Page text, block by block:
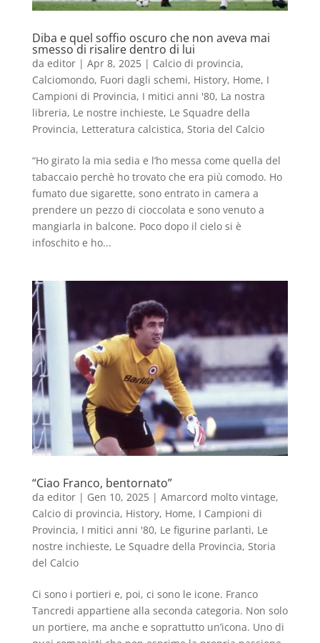
Diba e quel soffio oscuro che non aveva mai
smesso di risalire dentro di lui
da editor| Apr 8, 2025| Calcio di provincia,
Calciomondo, Fuori dagli schemi, History, Home, I
Campioni di Provincia, I mitici anni '80, La nostra
libreria, Le nostre inchieste, Le Squadre della
Provincia, Letteratura calcistica, Storia del Calcio
“Ho girato la mia sedia e l’ho messa come quella del
tabaccaio perchè ho trovato che era più comodo. Ho
fumato due sigarette, sono entrato in camera a
prendere un pezzo di cioccolata e sono venuto a
mangiarla in balcone. Poco dopo il cielo si è
infoschito e ho...
“Ciao Franco, bentornato”
da editor| Gen 10, 2025| Amarcord molto vintage,
Calcio di provincia, History, Home, I Campioni di
Provincia, I mitici anni '80, Le figurine parlanti, Le
nostre inchieste, Le Squadre della Provincia, Storia
del Calcio
Ci sono i portieri e, poi, ci sono le icone. Franco
Tancredi appartiene alla seconda categoria. Non solo
un portiere, ma anche e soprattutto un’icona. Uno di